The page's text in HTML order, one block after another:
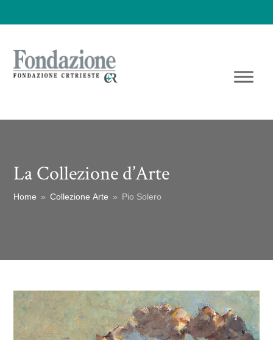
La Collezione d’Arte
Home » Collezione Arte » Pio Solero